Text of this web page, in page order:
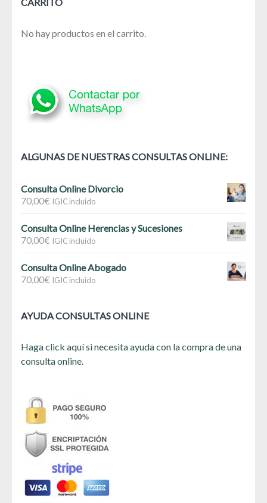
No hay productos en el carrito.
ALGUNAS DE NUESTRAS CONSULTAS ONLINE:
Consulta Online Divorcio
70,00€ IGIC incluido
Consulta Online Herencias y Sucesiones
70,00€ IGIC incluido
Consulta Online Abogado
70,00€ IGIC incluido
AYUDA CONSULTAS ONLINE
Haga click aquí si necesita ayuda con la compra de una
consulta online.